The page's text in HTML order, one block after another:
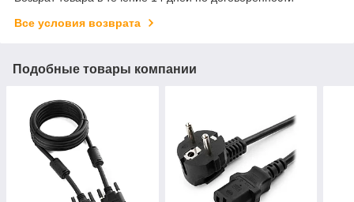
Все условия возврата
Подобные товары компании